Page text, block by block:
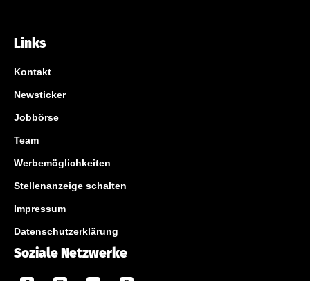
Links
Kontakt
Newsticker
Jobbörse
Team
Werbemöglichkeiten
Stellenanzeige schalten
Impressum
Datenschutzerklärung
Soziale Netzwerke